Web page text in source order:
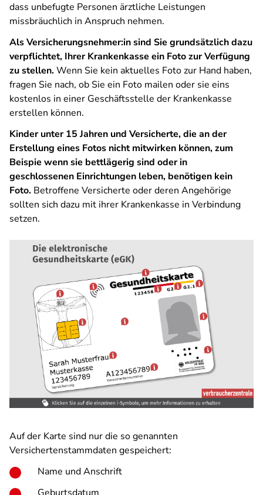
dass unbefugte Personen ärztliche Leistungen
missbräuchlich in Anspruch nehmen.
Als Versicherungsnehmer:in sind Sie grundsätzlich dazu
verpflichtet, Ihrer Krankenkasse ein Foto zur Verfügung
zu stellen.Wenn Sie kein aktuelles Foto zur Hand haben,
fragen Sie nach, ob Sie ein Foto mailen oder sie eins
kostenlos in einer Geschäftsstelle der Krankenkasse
erstellen können.
Kinder unter 15 Jahren und Versicherte, die an der
Erstellung eines Fotos nicht mitwirken können, zum
Beispie wenn sie bettlägerig sind oder in
geschlossenen Einrichtungen leben, benötigen kein
Foto. Betroffene Versicherte oder deren Angehörige
sollten sich dazu mit ihrer Krankenkasse in Verbindung
setzen.
Auf der Karte sind nur die so genannten
Versichertenstammdaten gespeichert:
Name und Anschrift